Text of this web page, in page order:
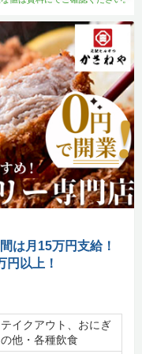
は月15万円支給！
円以上！
イクアウト、おにぎ
他・各種飲食